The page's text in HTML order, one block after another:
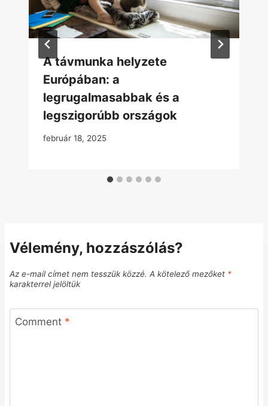
A távmunka helyzete
Európában: a
legrugalmasabbak és a
legszigorúbb országok
február 18, 2025
Vélemény, hozzászólás?
Az e-mail címet nem tesszük közzé. A kötelező mezőket *
karakterrel jelöltük
Comment *